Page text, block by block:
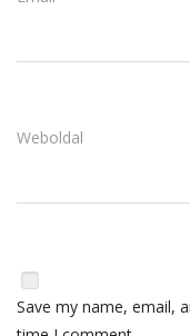
Weboldal
Save my name, email,